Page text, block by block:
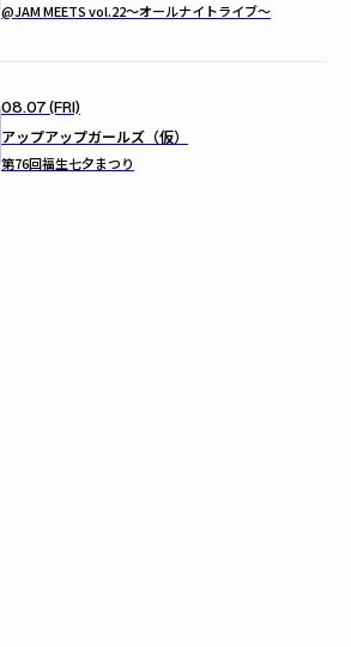
@JAM MEETS vol.22〜オールナイトライブ〜
08.07 (FRI)
アップアップガールズ（仮）
第76回福生七夕まつり